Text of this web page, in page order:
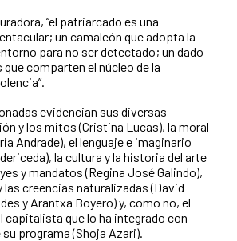
“el patriarcado es una
un camaleón que adopta la
para no ser detectado; un dado
comparten el núcleo de la
evidencian sus diversas
y los mitos (Cristina Lucas), la moral
Andrade), el lenguaje e imaginario
la cultura y la historia del arte
y mandatos (Regina José Galindo),
creencias naturalizadas (David
y Arantxa Boyero) y, como no, el
capitalista que lo ha integrado con
programa (Shoja Azari).